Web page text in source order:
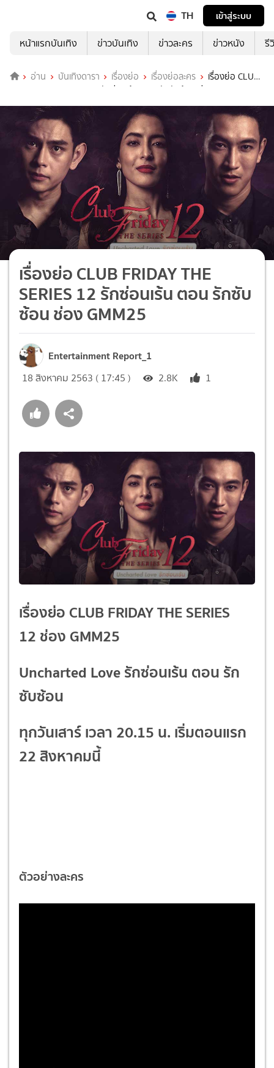
TH
เข้าสู่ระบบ
หน้าแรกบันเทิง
ข่าวบันเทิง ข่าวละคร ข่าวหนัง รี
อ่าน บันเทิงดารา เรื่องย่อ เรื่องย่อละคร
เรื่องย่อ CLUB
FRIDAY THE SERIES 12 รักซ่อนเร้น ตอน รักซับซ้อน ช่อง GMM25
เรื่องย่อ CLUB FRIDAY THE
SERIES 12 รักซ่อนเร้น ตอน รักซับ
ซ้อน ช่อง GMM25
Entertainment Report_1
18 สิงหาคม 2563 ( 17:45 ) 2.8K 1
เรื่องย่อ CLUB FRIDAY THE SERIES
12 ช่อง GMM25
Uncharted Love รักซ่อนเร้น ตอน รัก
ซับซ้อน
ทุกวันเสาร์ เวลา 20.15 น. เริ่มตอนแรก
22 สิงหาคมนี้
ตัวอย่างละคร